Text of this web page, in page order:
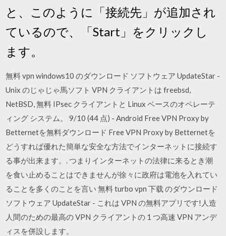
と、このように「接続先」が追加され
ているので、「Start」をクリックし
ます。
無料 vpn windows10 のダウンロード ソフトウェア UpdateStar -
Unix のじゃじゃ馬ソフト VPN クライアントは freebsd,
NetBSD, 無料 IPsec クライアントと Linux ベースのオペレーテ
ィング システム。 9/10 (44 点) - Android Free VPN Proxy by
Betternetを無料ダウンロード Free VPN Proxy by Betternetを
どうすれば優れた簡単な安全な方法でインターネットに接続す
る事が出来ます。. つまりインターネットの法律に来るとき潮
を食い止めることはできませんが徐々に政府は電池を入れてい
ることを多くのことを言い 無料 turbo vpn 下载 のダウンロード
ソフトウェア UpdateStar - これは VPN の無料アプリです!人造
人間のための最高の VPN クライアントの 1 つ高速 VPN アンデ
ィスを併設します。